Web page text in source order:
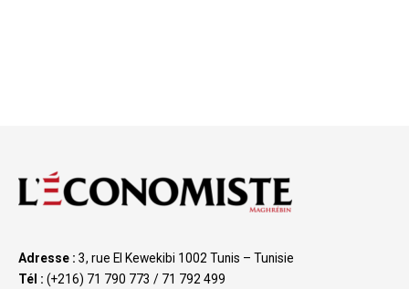
Adresse : 3, rue El Kewekibi 1002 Tunis – Tunisie
Tél : (+216) 71 790 773 / 71 792 499